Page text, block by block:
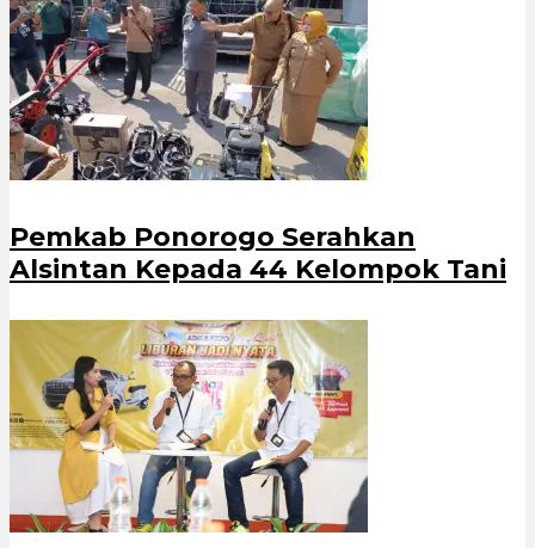
Pemkab Ponorogo Serahkan
Alsintan Kepada 44 Kelompok Tani